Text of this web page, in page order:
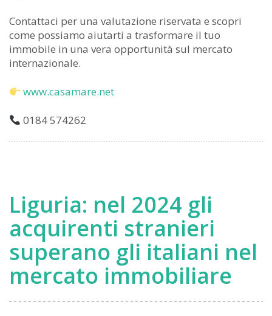
Contattaci per una valutazione riservata e scopri
come possiamo aiutarti a trasformare il tuo
immobile in una vera opportunità sul mercato
internazionale.
www.casamare.net
0184 574262
Liguria: nel 2024 gli
acquirenti stranieri
superano gli italiani nel
mercato immobiliare